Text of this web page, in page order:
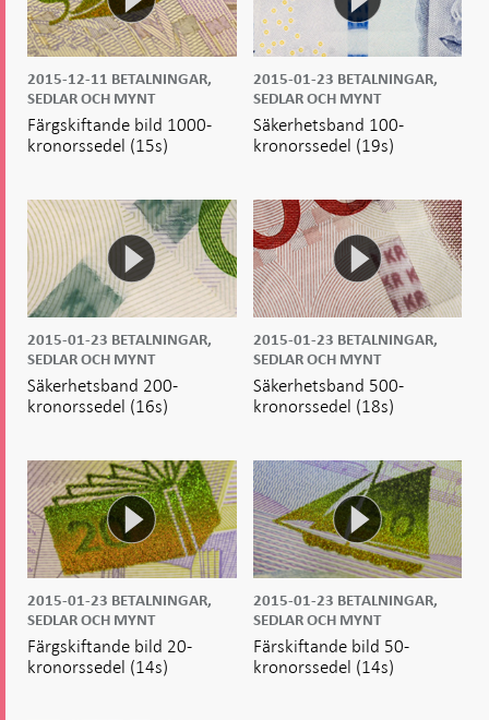
2015-12-11 BETALNINGAR,
SEDLAR OCH MYNT
Färgskiftande bild 1000-
kronorssedel (15s)
2015-01-23 BETALNINGAR,
SEDLAR OCH MYNT
Säkerhetsband 100-
kronorssedel (19s)
2015-01-23 BETALNINGAR,
SEDLAR OCH MYNT
Säkerhetsband 200-
kronorssedel (16s)
2015-01-23 BETALNINGAR,
SEDLAR OCH MYNT
Säkerhetsband 500-
kronorssedel (18s)
2015-01-23 BETALNINGAR,
SEDLAR OCH MYNT
Färgskiftande bild 20-
kronorssedel (14s)
2015-01-23 BETALNINGAR,
SEDLAR OCH MYNT
Färskiftande bild 50-
kronorssedel (14s)